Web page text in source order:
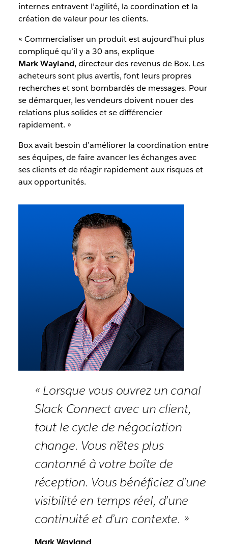
internes entravent l’agilité, la coordination et la
création de valeur pour les clients.
« Commercialiser un produit est aujourd’hui plus
compliqué qu’il y a 30 ans, explique
Mark Wayland, directeur des revenus de Box. Les
acheteurs sont plus avertis, font leurs propres
recherches et sont bombardés de messages. Pour
se démarquer, les vendeurs doivent nouer des
relations plus solides et se différencier
rapidement. »
Box avait besoin d’améliorer la coordination entre
ses équipes, de faire avancer les échanges avec
ses clients et de réagir rapidement aux risques et
aux opportunités.
« Lorsque vous ouvrez un canal
Slack Connect avec un client,
tout le cycle de négociation
change. Vous n’êtes plus
cantonné à votre boîte de
réception. Vous bénéficiez d’une
visibilité en temps réel, d’une
continuité et d’un contexte. »